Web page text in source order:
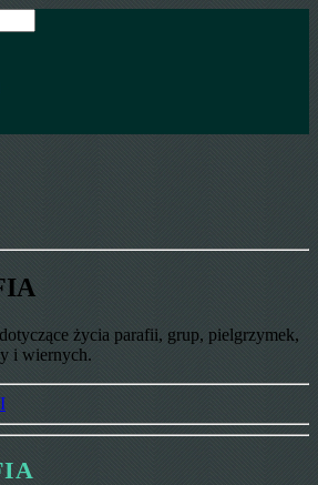
życia parafii, grup, pielgrzymek,
i wiernych.